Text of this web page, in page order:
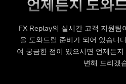
언제든지 도와
FX Replay의 실시간 고객 지원팀
을 도와드릴 준비가 되어 있습니
여 궁금한 점이 있으시면 언제든
변해 드리겠